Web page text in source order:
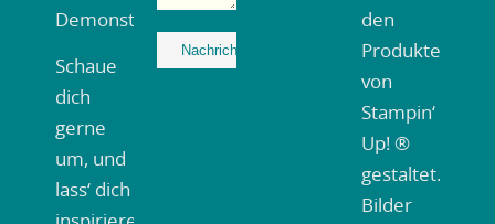
Demonstrator.
Schaue
dich
gerne
um, und
lass‘ dich
den
Produkten
von
Stampin‘
Up! ®
gestaltet.
Bilder